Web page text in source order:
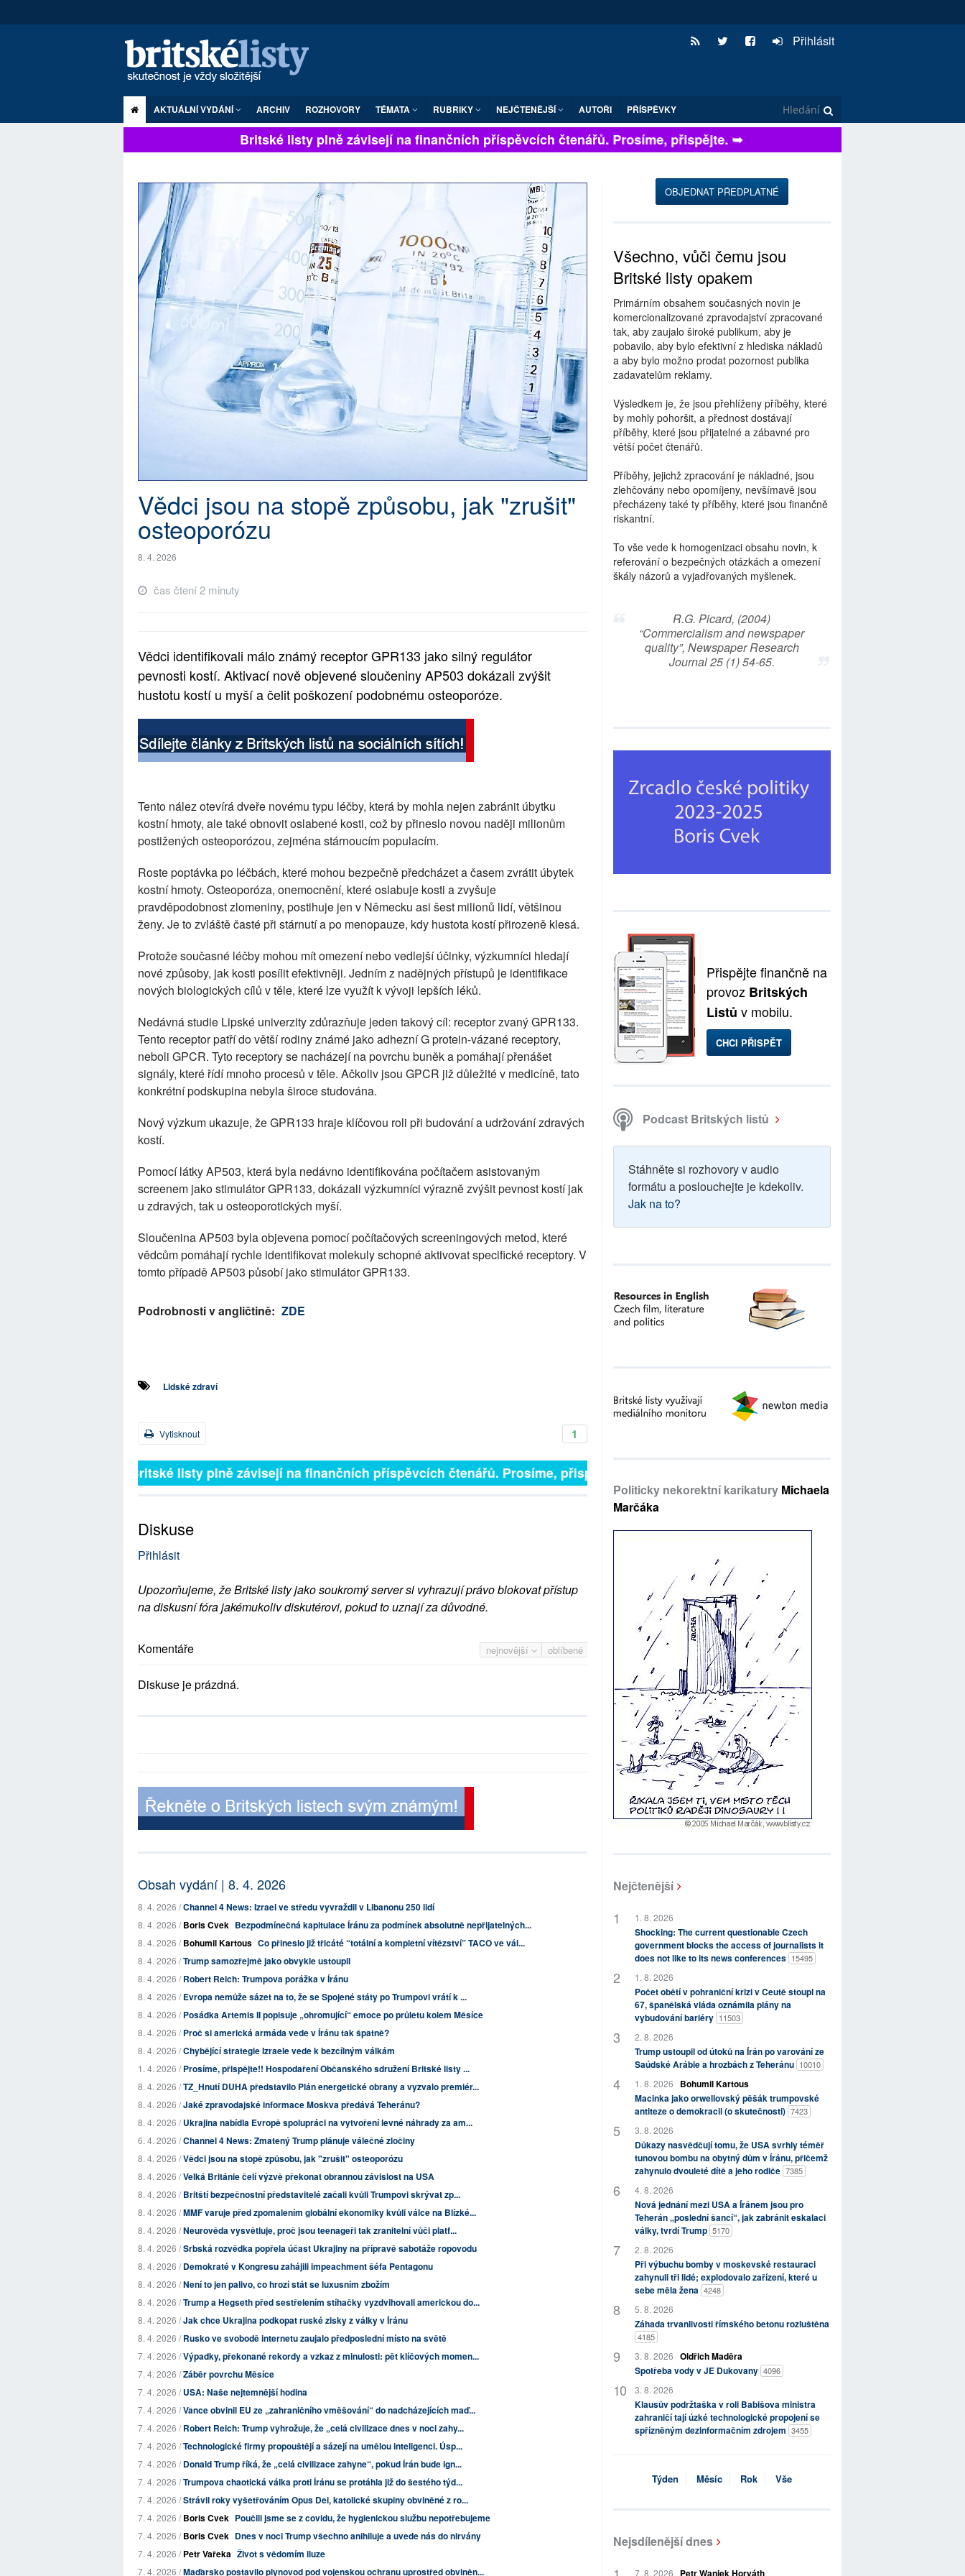
Přihlásit
AKTUÁLNÍ VYDÁNÍ ARCHIV ROZHOVORY TÉMATA RUBRIKY NEJČTENĚJŠÍ AUTOŘI PŘÍSPĚVKY
Britské listy plně závisejí na finančních příspěvcích čtenářů. Prosíme, přispějte. ➥
Vědci jsou na stopě způsobu, jak "zrušit"
osteoporózu
8. 4. 2026
čas čtení 2 minuty
Vědci identifikovali málo známý receptor GPR133 jako silný regulátor
pevnosti kostí. Aktivací nově objevené sloučeniny AP503 dokázali zvýšit
hustotu kostí u myší a čelit poškození podobnému osteoporóze.
Tento nález otevírá dveře novému typu léčby, která by mohla nejen zabránit úbytku
kostní hmoty, ale také obnovit oslabené kosti, což by přineslo novou naději milionům
postižených osteoporózou, zejména stárnoucím populacím.
Roste poptávka po léčbách, které mohou bezpečně předcházet a časem zvrátit úbytek
kostní hmoty. Osteoporóza, onemocnění, které oslabuje kosti a zvyšuje
pravděpodobnost zlomeniny, postihuje jen v Německu asi šest milionů lidí, většinou
ženy. Je to zvláště časté při stárnutí a po menopauze, kdy hustota kostí přirozeně klesá.
Protože současné léčby mohou mít omezení nebo vedlejší účinky, výzkumníci hledají
nové způsoby, jak kosti posílit efektivněji. Jedním z nadějných přístupů je identifikace
nových biologických cílů v těle, které lze využít k vývoji lepších léků.
Nedávná studie Lipské univerzity zdůrazňuje jeden takový cíl: receptor zvaný GPR133.
Tento receptor patří do větší rodiny známé jako adhezní G protein-vázané receptory,
neboli GPCR. Tyto receptory se nacházejí na povrchu buněk a pomáhají přenášet
signály, které řídí mnoho procesů v těle. Ačkoliv jsou GPCR již důležité v medicíně, tato
konkrétní podskupina nebyla široce studována.
Nový výzkum ukazuje, že GPR133 hraje klíčovou roli při budování a udržování zdravých
kostí.
Pomocí látky AP503, která byla nedávno identifikována počítačem asistovaným
screenem jako stimulátor GPR133, dokázali výzkumníci výrazně zvýšit pevnost kostí jak
u zdravých, tak u osteoporotických myší.
Sloučenina AP503 byla objevena pomocí počítačových screeningových metod, které
vědcům pomáhají rychle identifikovat molekuly schopné aktivovat specifické receptory. V
tomto případě AP503 působí jako stimulátor GPR133.
Podrobnosti v angličtině: ZDE
Lidské zdraví
1
Vytisknout
Britské listy plně závisejí na finančních příspěvcích čtenářů. Prosíme, přispějte. ➥
Diskuse
Přihlásit
Upozorňujeme, že Britské listy jako soukromý server si vyhrazují právo blokovat přístup
na diskusní fóra jakémukoliv diskutérovi, pokud to uznají za důvodné.
nejnovější oblíbené
Komentáře
Diskuse je prázdná.
Obsah vydání | 8. 4. 2026
8. 4. 2026 /Channel 4 News: Izrael ve středu vyvraždil v Libanonu 250 lidí
8. 4. 2026 /Boris Cvek Bezpodmínečná kapitulace Íránu za podmínek absolutně nepřijatelných...
8. 4. 2026 /Bohumil Kartous Co přineslo již třicáté “totální a kompletní vítězství” TACO ve vál...
8. 4. 2026 /Trump samozřejmě jako obvykle ustoupil
8. 4. 2026 /Robert Reich: Trumpova porážka v Íránu
8. 4. 2026 /Evropa nemůže sázet na to, že se Spojené státy po Trumpovi vrátí k ...
8. 4. 2026 /Posádka Artemis II popisuje „ohromující“ emoce po průletu kolem Měsíce
8. 4. 2026 /Proč si americká armáda vede v Íránu tak špatně?
8. 4. 2026 /Chybějící strategie Izraele vede k bezcílným válkám
1. 4. 2026 /Prosíme, přispějte!! Hospodaření Občanského sdružení Britské listy ...
8. 4. 2026 /TZ_Hnutí DUHA představilo Plán energetické obrany a vyzvalo premiér...
8. 4. 2026 /Jaké zpravodajské informace Moskva předává Teheránu?
8. 4. 2026 /Ukrajina nabídla Evropě spolupráci na vytvoření levné náhrady za am...
6. 4. 2026 /Channel 4 News: Zmatený Trump plánuje válečné zločiny
8. 4. 2026 /Vědci jsou na stopě způsobu, jak "zrušit" osteoporózu
8. 4. 2026 /Velká Británie čelí výzvě překonat obrannou závislost na USA
8. 4. 2026 /Britští bezpečnostní představitelé začali kvůli Trumpovi skrývat zp...
8. 4. 2026 /MMF varuje před zpomalením globální ekonomiky kvůli válce na Blízké...
8. 4. 2026 /Neurověda vysvětluje, proč jsou teenageři tak zranitelní vůči platf...
8. 4. 2026 /Srbská rozvědka popřela účast Ukrajiny na přípravě sabotáže ropovodu
8. 4. 2026 /Demokraté v Kongresu zahájili impeachment šéfa Pentagonu
8. 4. 2026 /Není to jen palivo, co hrozí stát se luxusním zbožím
8. 4. 2026 /Trump a Hegseth před sestřelením stíhačky vyzdvihovali americkou do...
8. 4. 2026 /Jak chce Ukrajina podkopat ruské zisky z války v Íránu
8. 4. 2026 /Rusko ve svobodě internetu zaujalo předposlední místo na světě
7. 4. 2026 /Výpadky, překonané rekordy a vzkaz z minulosti: pět klíčových momen...
7. 4. 2026 /Záběr povrchu Měsíce
7. 4. 2026 /USA: Naše nejtemnější hodina
7. 4. 2026 /Vance obvinil EU ze „zahraničního vměšování“ do nadcházejících maď...
7. 4. 2026 /Robert Reich: Trump vyhrožuje, že „celá civilizace dnes v noci zahy...
7. 4. 2026 /Technologické firmy propouštějí a sázejí na umělou inteligenci. Úsp...
7. 4. 2026 /Donald Trump říká, že „celá civilizace zahyne“, pokud Írán bude ign...
7. 4. 2026 /Trumpova chaotická válka proti Íránu se protáhla již do šestého týd...
7. 4. 2026 /Strávil roky vyšetřováním Opus Dei, katolické skupiny obviněné z ro...
7. 4. 2026 /Boris Cvek Poučili jsme se z covidu, že hygienickou službu nepotřebujeme
7. 4. 2026 /Boris Cvek Dnes v noci Trump všechno anihiluje a uvede nás do nirvány
7. 4. 2026 /Petr Vařeka Život s vědomím iluze
7. 4. 2026 /Maďarsko postavilo plynovod pod vojenskou ochranu uprostřed obviněn...
OBJEDNAT PŘEDPLATNÉ
Všechno, vůči čemu jsou
Britské listy opakem
Primárním obsahem současných novin je
komercionalizované zpravodajství zpracované
tak, aby zaujalo široké publikum, aby je
pobavilo, aby bylo efektivní z hlediska nákladů
a aby bylo možno prodat pozornost publika
zadavatelům reklamy.
Výsledkem je, že jsou přehlíženy příběhy, které
by mohly pohoršit, a přednost dostávají
příběhy, které jsou přijatelné a zábavné pro
větší počet čtenářů.
Příběhy, jejichž zpracování je nákladné, jsou
zlehčovány nebo opomíjeny, nevšímavě jsou
přecházeny také ty příběhy, které jsou finančně
riskantní.
To vše vede k homogenizaci obsahu novin, k
referování o bezpečných otázkách a omezení
škály názorů a vyjadřovaných myšlenek.
R.G. Picard, (2004)
“Commercialism and newspaper
quality”, Newspaper Research
Journal 25 (1) 54-65.
Přispějte finančně na
provoz Britských
Listů v mobilu.
CHCI PŘISPĚT
Podcast Britských listů
Stáhněte si rozhovory v audio
formátu a poslouchejte je kdekoliv.
Jak na to?
Politicky nekorektní karikatury Michaela
Marčáka
Nejčtenější
1. 8. 2026
Shocking: The current questionable Czech
government blocks the access of journalists it
does not like to its news conferences 15495
1. 8. 2026
Počet obětí v pohraniční krizi v Ceutě stoupl na
67, španělská vláda oznámila plány na
vybudování bariéry 11503
2. 8. 2026
Trump ustoupil od útoků na Írán po varování ze
Saúdské Arábie a hrozbách z Teheránu 10010
1. 8. 2026
Bohumil Kartous
Macinka jako orwellovský pěšák trumpovské
antiteze o demokracii (o skutečnosti) 7423
3. 8. 2026
Důkazy nasvědčují tomu, že USA svrhly téměř
tunovou bombu na obytný dům v Íránu, přičemž
zahynulo dvouleté dítě a jeho rodiče 7385
4. 8. 2026
Nová jednání mezi USA a Íránem jsou pro
Teherán „poslední šancí“, jak zabránit eskalaci
války, tvrdí Trump 5170
2. 8. 2026
Při výbuchu bomby v moskevské restauraci
zahynuli tři lidé; explodovalo zařízení, které u
sebe měla žena 4248
5. 8. 2026
Záhada trvanlivosti římského betonu rozluštěna
4185
3. 8. 2026 Oldřich Maděra
Spotřeba vody v JE Dukovany 4096
3. 8. 2026
Klausův podržtaška v roli Babišova ministra
zahraničí tají úzké technologické propojení se
spřízněným dezinformačním zdrojem 3455
Týden Měsíc Rok Vše
Nejsdílenější dnes
7. 8. 2026 Petr Waniek Horváth